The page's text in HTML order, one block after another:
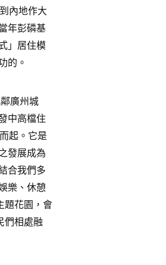
內地作大
年彭磷基
」居住模
的。
廣州城
中高檔住
起。它是
發展成為
合我們多
樂、休憩
題花園，會
們相處融